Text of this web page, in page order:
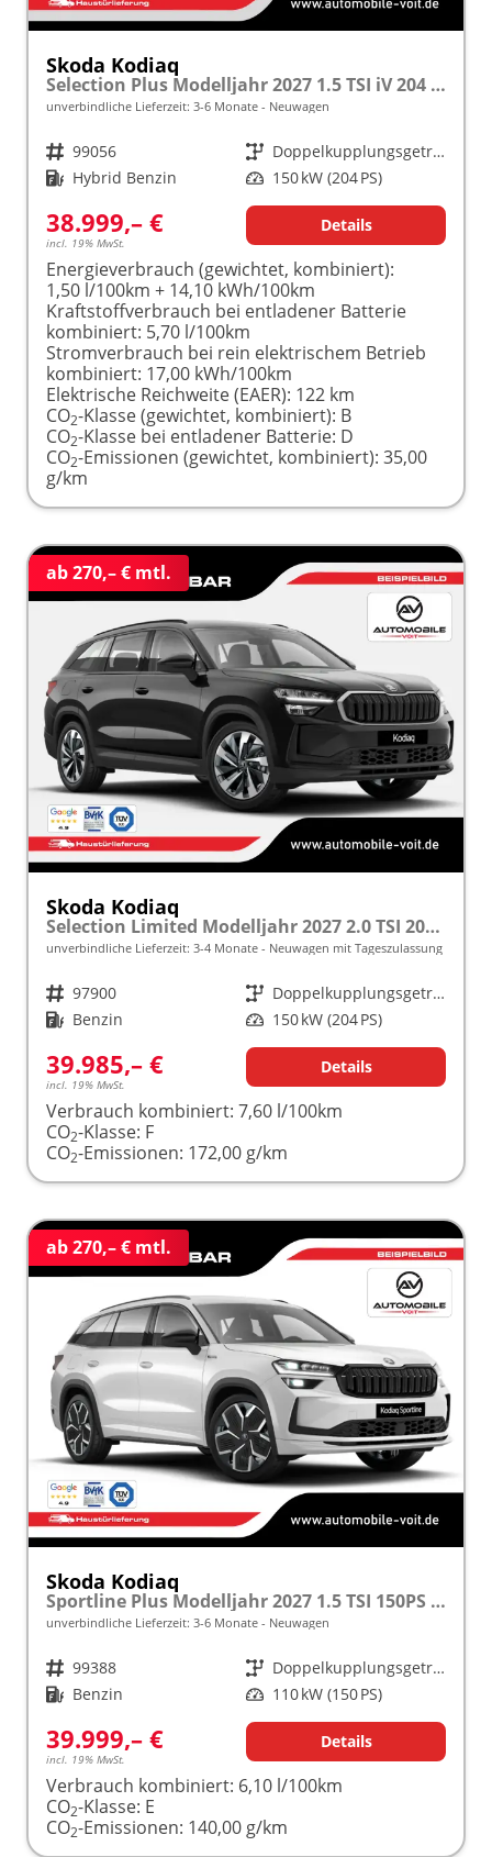
Skoda Kodiaq
Selection Plus Modelljahr 2027 1.5 TSI iV 204 PS DSG TEMPOMAT/R.KAMERA/SHZ/LED/LENKRADHEIZUNG frei konfigurierbar!
unverbindliche Lieferzeit: 3-6 Monate Neuwagen
Fahrzeugnr. 99056 Getriebe
Doppelkupplungsgetriebe (DSG)
Kraftstoff Hybrid Benzin Leistung 150 kW (204 PS)
38.999,– €
incl. 19% MwSt.
Details
Energieverbrauch (gewichtet, kombiniert):
1,50 l/100km + 14,10 kWh/100km
Kraftstoffverbrauch bei entladener Batterie
kombiniert: 5,70 l/100km
Stromverbrauch bei rein elektrischem Betrieb
kombiniert: 17,00 kWh/100km
Elektrische Reichweite (EAER): 122 km
CO2-Klasse (gewichtet, kombiniert): B
CO2-Klasse bei entladener Batterie: D
CO2-Emissionen (gewichtet, kombiniert): 35,00
g/km
ab 270,– € mtl.
Skoda Kodiaq
Selection Limited Modelljahr 2027 2.0 TSI 204 PS DSG 4x4 5 J. Garantie/AHK/NAVI/SHZ/KAMERA/LED frei konfigurierbar!
unverbindliche Lieferzeit: 3-4 Monate Neuwagen mit Tageszulassung
Fahrzeugnr. 97900 Getriebe
Doppelkupplungsgetriebe (DSG)
Kraftstoff Benzin Leistung 150 kW (204 PS)
39.985,– €
incl. 19% MwSt.
Details
Verbrauch kombiniert: 7,60 l/100km
CO2-Klasse: F
CO2-Emissionen: 172,00 g/km
ab 270,– € mtl.
Skoda Kodiaq
Sportline Plus Modelljahr 2027 1.5 TSI 150PS DSG MATRIX/KAMERA/ACC/MEMORY/NAVI/SHZ/3Z.KLIMA/ELEKTR. HECKKLAPPE frei konfigurierbar!
unverbindliche Lieferzeit: 3-6 Monate Neuwagen
Fahrzeugnr. 99388 Getriebe
Doppelkupplungsgetriebe (DSG)
Kraftstoff Benzin Leistung 110 kW (150 PS)
39.999,– €
incl. 19% MwSt.
Details
Verbrauch kombiniert: 6,10 l/100km
CO2-Klasse: E
CO2-Emissionen: 140,00 g/km